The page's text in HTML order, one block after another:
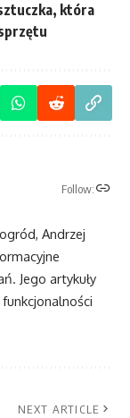
która
Follow:
Andrzej
Jego artykuły
NEXT ARTICLE